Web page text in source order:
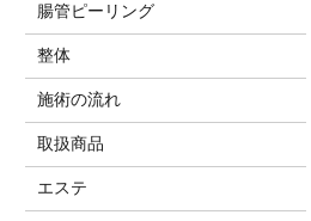
腸管ピーリング
整体
施術の流れ
取扱商品
エステ